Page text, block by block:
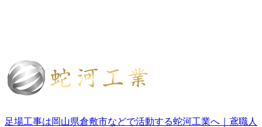
足場工事は岡山県倉敷市などで活動する蛇河工業へ｜鳶職人